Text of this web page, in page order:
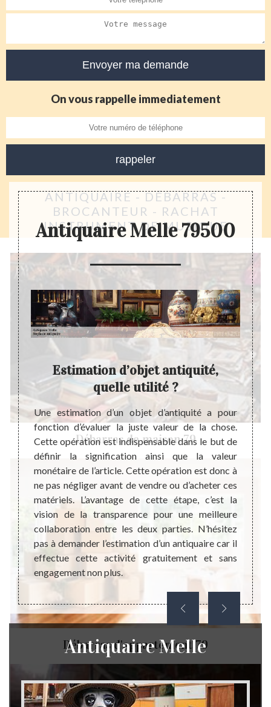
On vous rappelle immediatement
ANTIQUAIRE - DÉBARRAS -
BROCANTEUR - RACHAT
INSTRUMENT DE MUSIQUE
Débarras de maison 79
Débarras d'appartement 79
Antiquaire Melle 79500
objets
un
à
de
pas
de
que
Estimation d’objet antiquité,
quelle utilité ?
Une estimation d’un objet d’antiquité a pour
fonction d’évaluer la juste valeur de la chose.
Cette opération est indispensable dans le but de
définir la signification ainsi que la valeur
monétaire de l’article. Cette opération est donc à
ne pas négliger avant de vendre ou d’acheter ces
matériels. L’avantage de cette étape, c’est la
vision de la transparence pour une meilleure
collaboration entre les deux parties. N’hésitez
pas à demander l’estimation d’un antiquaire car il
effectue cette activité gratuitement et sans
engagement non plus.
A nos
un
droit
lui
Antiquaire Melle